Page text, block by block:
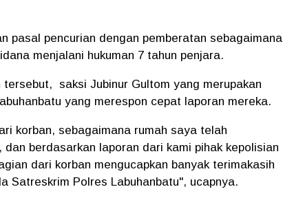
pasal pencurian dengan pemberatan sebagaimana
menjalani hukuman 7 tahun penjara.
saksi Jubinur Gultom yang merupakan
yang merespon cepat laporan mereka.
korban, sebagaimana rumah saya telah
berdasarkan laporan dari kami pihak kepolisian
dari korban mengucapkan banyak terimakasih
Satreskrim Polres Labuhanbatu", ucapnya.